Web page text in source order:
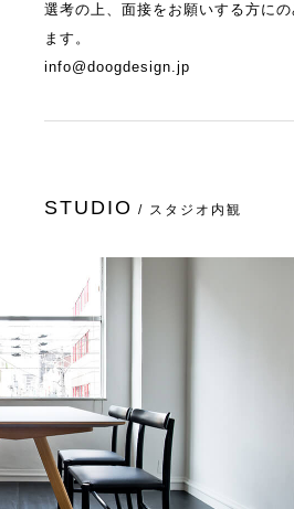
選考の上、面接をお願いする方に
ます。
info@doogdesign.jp
STUDIO / スタジオ内観